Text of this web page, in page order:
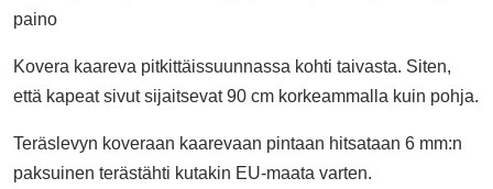
paino
Kovera kaareva pitkittäissuunnassa kohti taivasta. Siten,
että kapeat sivut sijaitsevat 90 cm korkeammalla kuin pohja.
Teräslevyn koveraan kaarevaan pintaan hitsataan 6 mm:n
paksuinen terästähti kutakin EU-maata varten.